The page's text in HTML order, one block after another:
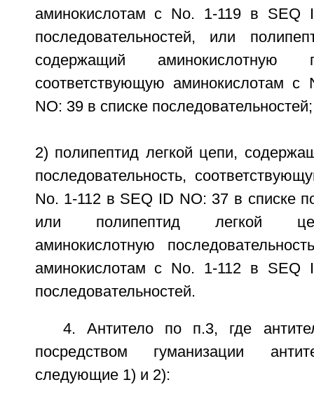
аминокислотам с No. 1-119 в SEQ
последовательностей, или
содержащий аминокислотную
соответствующую аминокислотам
NO: 39 в списке
2) полипептид легкой цепи,
последовательность,
No. 1-112 в SEQ ID NO: 37 в списке
или полипептид легкой
аминокислотную
аминокислотам с No. 1-112 в SEQ
последовательностей.
4. Антитело по п.3, где
посредством гуманизации
следующие 1) и 2):